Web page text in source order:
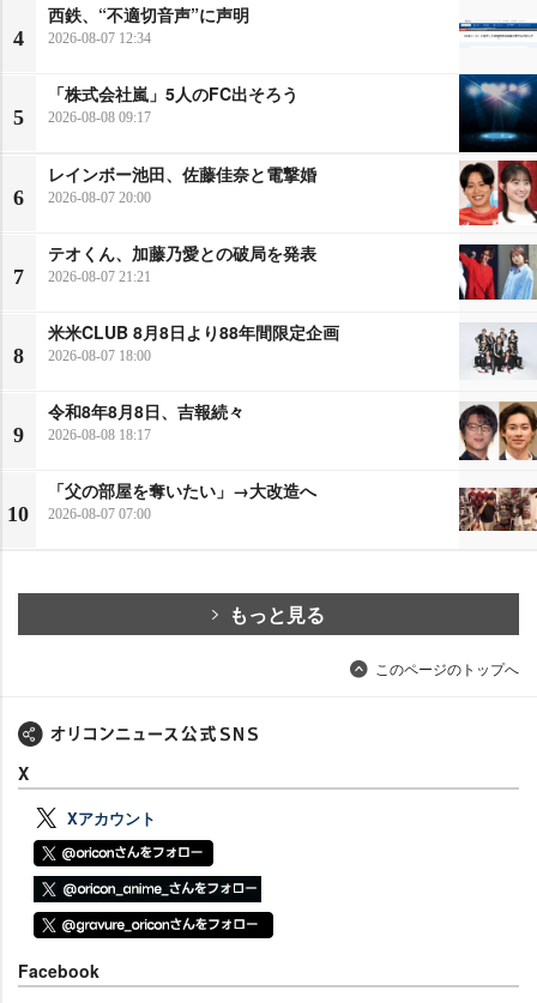
4
西鉄、“不適切音声”に声明
2026-08-07 12:34
5
「株式会社嵐」5人のFC出そろう
2026-08-08 09:17
6
レインボー池田、佐藤佳奈と電撃婚
2026-08-07 20:00
7
テオくん、加藤乃愛との破局を発表
2026-08-07 21:21
8
米米CLUB 8月8日より88年間限定企画
2026-08-07 18:00
9
令和8年8月8日、吉報続々
2026-08-08 18:17
10
「父の部屋を奪いたい」→大改造へ
2026-08-07 07:00
もっと見る
このページのトップへ
X
Xアカウント
Facebook